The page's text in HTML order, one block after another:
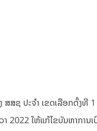
ສສຊ ປະຈຳ ເຂດເລືອກຕັ້ງ
ໃຫ້ແກ້ໄຂບັນຫາການເ